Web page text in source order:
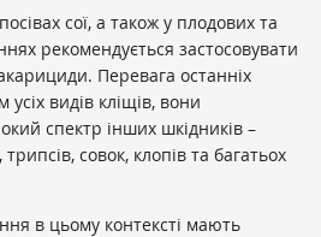
сої, а також у плодових та
рекомендується застосовувати
Перевага останніх
видів кліщів, вони
спектр інших шкідників –
совок, клопів та багатьох
в цьому контексті мають